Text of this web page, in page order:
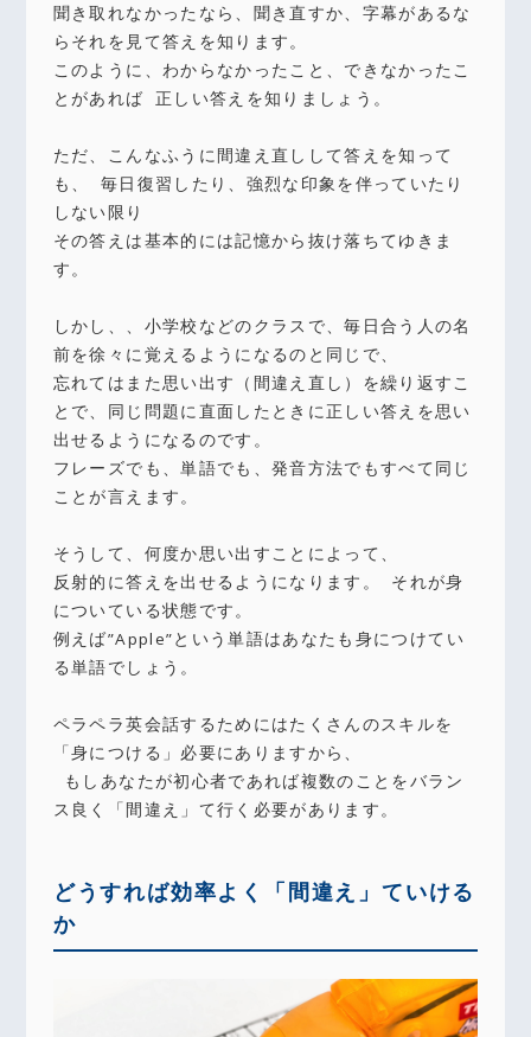
聞き取れなかったなら、聞き直すか、字幕があるな
らそれを見て答えを知ります。
このように、わからなかったこと、できなかったこ
とがあれば 正しい答えを知りましょう。
ただ、こんなふうに間違え直しして答えを知って
も、 毎日復習したり、強烈な印象を伴っていたり
しない限り
その答えは基本的には記憶から抜け落ちてゆきま
す。
しかし、、小学校などのクラスで、毎日合う人の名
前を徐々に覚えるようになるのと同じで、
忘れてはまた思い出す（間違え直し）を繰り返すこ
とで、同じ問題に直面したときに正しい答えを思い
出せるようになるのです。
フレーズでも、単語でも、発音方法でもすべて同じ
ことが言えます。
そうして、何度か思い出すことによって、
反射的に答えを出せるようになります。 それが身
についている状態です。
例えば”Apple”という単語はあなたも身につけてい
る単語でしょう。
ペラペラ英会話するためにはたくさんのスキルを
「身につける」必要にありますから、
もしあなたが初心者であれば複数のことをバラン
ス良く「間違え」て行く必要があります。
どうすれば効率よく「間違え」ていける
か